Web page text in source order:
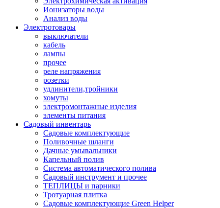
Ионизаторы воды
Анализ воды
Электротовары
выключатели
кабель
лампы
прочее
реле напряжения
розетки
удлинители,тройники
хомуты
электромонтажные изделия
элементы питания
Садовый инвентарь
Садовые комплектующие
Поливочные шланги
Дачные умывальники
Капельный полив
Система автоматического полива
Садовый инструмент и прочее
ТЕПЛИЦЫ и парники
Тротуарная плитка
Садовые комплектующие Green Helper